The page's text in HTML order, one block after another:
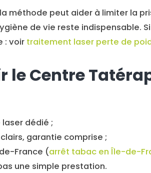
méthode peut aider à limiter la
de vie reste indispensable.
: voir traitement laser perte de
le Centre
dédié ;
clairs, garantie comprise ;
France (arrêt tabac en Île-de-
une simple prestation.